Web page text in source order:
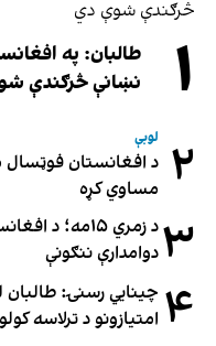
۱
طالبان: په
نښانې څرګندې
۲ لوبې
مساوي کړه
۳
د زمري ۱۵مه؛
دوامدارې ننګونې
۴ چینایي رسنۍ:
امتیازونو د ترلاسه